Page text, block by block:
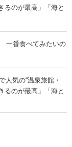
るのが最高」「海と
一番食べてみたいの
人気の“温泉旅館・
るのが最高」「海と